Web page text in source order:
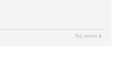
Toţi autorii